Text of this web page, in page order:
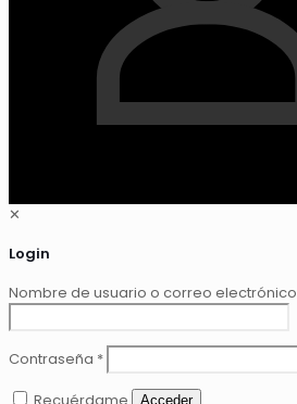
✕
Login
Nombre de usuario o correo electrónico
Contraseña *
Acceder